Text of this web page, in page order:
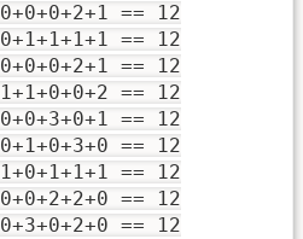
== 12
== 12
== 12
== 12
== 12
== 12
== 12
== 12
== 12